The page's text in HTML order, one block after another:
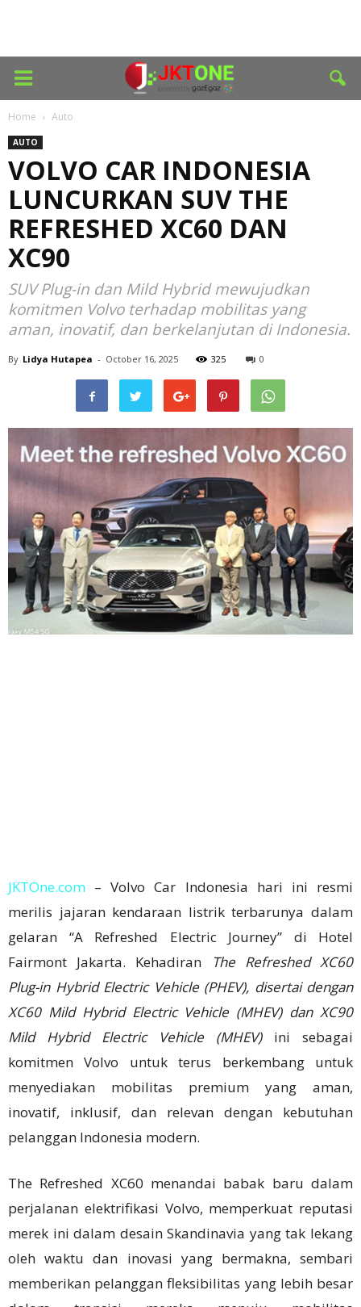
Home Auto
AUTO
VOLVO CAR INDONESIA
LUNCURKAN SUV THE
REFRESHED XC60 DAN
XC90
SUV Plug-in dan Mild Hybrid mewujudkan
komitmen Volvo terhadap mobilitas yang
aman, inovatif, dan berkelanjutan di Indonesia.
By Lidya Hutapea - October 16, 2025 325 0
JKTOne.com – Volvo Car Indonesia hari ini resmi
merilis jajaran kendaraan listrik terbarunya dalam
gelaran “A Refreshed Electric Journey” di Hotel
Fairmont Jakarta. Kehadiran
The Refreshed XC60
Plug-in Hybrid Electric Vehicle (PHEV), disertai dengan
XC60 Mild Hybrid Electric Vehicle (MHEV) dan XC90
Mild Hybrid Electric Vehicle (MHEV) ini sebagai
komitmen Volvo untuk terus berkembang untuk
menyediakan mobilitas premium yang aman,
inovatif, inklusif, dan relevan dengan kebutuhan
pelanggan Indonesia modern.
The Refreshed XC60 menandai babak baru dalam
perjalanan elektrifikasi Volvo, memperkuat reputasi
merek ini dalam desain Skandinavia yang tak lekang
oleh waktu dan inovasi yang bermakna, sembari
memberikan pelanggan fleksibilitas yang lebih besar